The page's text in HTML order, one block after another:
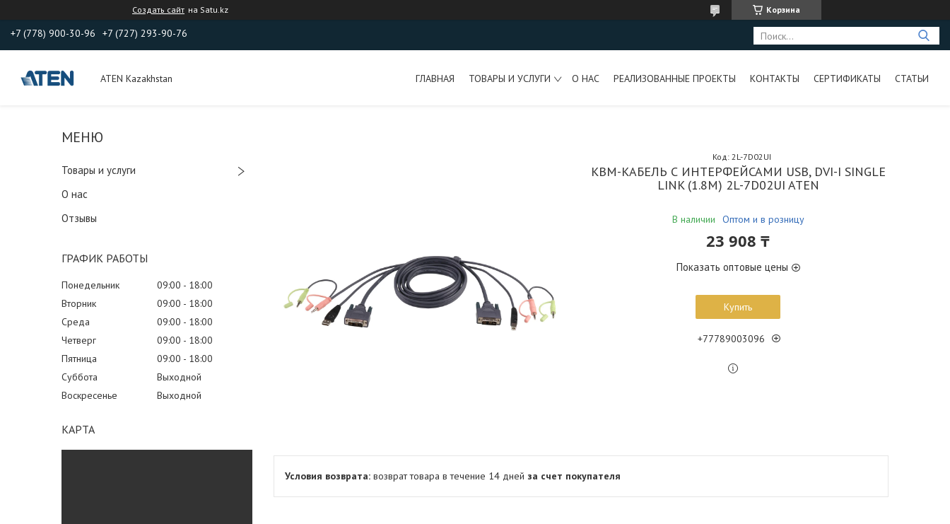
Создать сайт на Satu.kz Корзина
+7 (778) 900-30-96 +7 (727) 293-90-76
ATEN Kazakhstan ГЛАВНАЯ ТОВАРЫ И УСЛУГИ О НАС РЕАЛИЗОВАННЫЕ ПРОЕКТЫ КОНТАКТЫ СЕРТИФИКАТЫ СТАТЬИ
Товары и услуги
О нас
Отзывы
ГРАФИК РАБОТЫ
Понедельник 09:00
18:00
Вторник
09:00
18:00
Среда
09:00
18:00
Четверг
09:00
18:00
Пятница
09:00
18:00
Суббота
Выходной
Воскресенье
Выходной
КАРТА
КВМ-КАБЕЛЬ С ИНТЕРФЕЙСАМИ USB, DVI-I SINGLE
LINK (1.8М) 2L-7D02UI ATEN
В наличии Оптом и в розницу
Код: 2L-7D02UI
23 908 ₸
Показать оптовые цены
Купить
+77789003096
возврат товара в течение 14 дней за счет покупателя